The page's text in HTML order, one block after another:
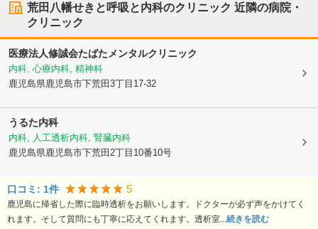
荒田八幡せきと呼吸と内科のクリニック 近隣の病院・
クリニック
医療法人修誠会たばたメンタルクリニック
内科, 心療内科, 精神科
鹿児島県鹿児島市下荒田3丁目17-32
うるた内科
内科, 人工透析内科, 腎臓内科
鹿児島県鹿児島市下荒田2丁目10番10号
口コミ: 1件 5
鹿児島に帰省した際に臨時透析をお願いします。ドクターが必ず声をかけてく
れます。そして質問にも丁寧に応えてくれます。透析室... 続きを読む